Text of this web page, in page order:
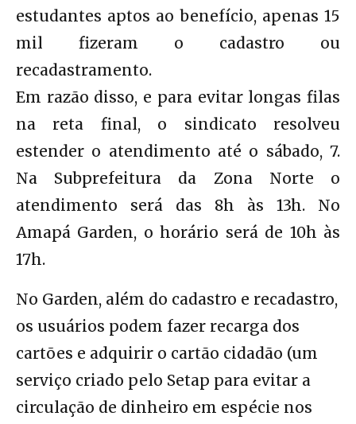
estudantes aptos ao benefício, apenas 15
mil fizeram o cadastro ou
recadastramento.
Em razão disso, e para evitar longas filas
na reta final, o sindicato resolveu
estender o atendimento até o sábado, 7.
Na Subprefeitura da Zona Norte o
atendimento será das 8h às 13h. No
Amapá Garden, o horário será de 10h às
17h.
No Garden, além do cadastro e recadastro,
os usuários podem fazer recarga dos
cartões e adquirir o cartão cidadão (um
serviço criado pelo Setap para evitar a
circulação de dinheiro em espécie nos